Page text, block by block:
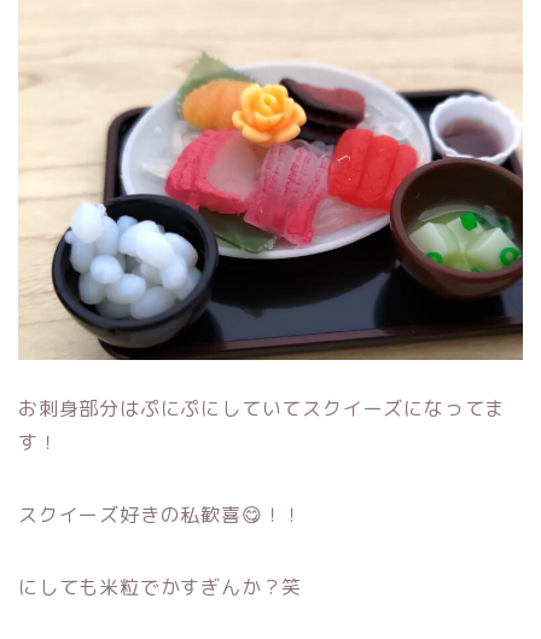
お刺身部分はぷにぷにしていてスクイーズになってま
す！
スクイーズ好きの私歓喜😋！！
にしても米粒でかすぎんか？笑